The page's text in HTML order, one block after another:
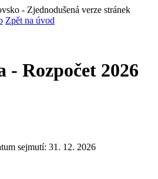
- Zjednodušená verze stránek
Zpět na úvod
- Rozpočet 2026
sejmutí: 31. 12. 2026